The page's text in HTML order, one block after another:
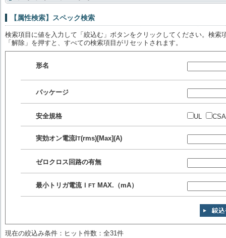
【属性検索】スペック検索
検索項目に値を入力して「絞込む」ボタンをクリックしてください。検索
「解除」を押すと、すべての検索項目がリセットされます。
形名
パッケージ
安全規格 UL CSA
実効オン電流I T(rms)[Max](A)
ゼロクロス回路の有無
最小トリガ電流Ｉ FT MAX.（mA）
現在の絞込み条件：ヒット件数：全31件